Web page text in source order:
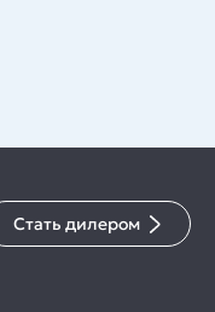
Стать дилером